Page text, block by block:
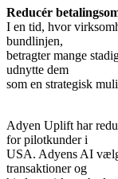
Reducér
I en tid, hvor
bundlinjen,
betragter mange
udnytte dem
som en strategisk
Adyen Uplift har
for pilotkunder i
USA. Adyens AI
transaktioner og